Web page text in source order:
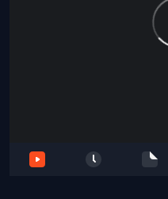
отзыв